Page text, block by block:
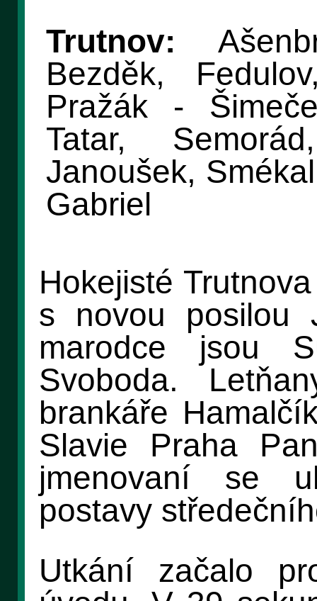
Trutnov:
Bezděk,
Pražák -
Tatar,
Janoušek,
Gabriel
Hokejisté
s novou posilou
marodce jsou
Svoboda.
brankáře
Slavie Praha
jmenovaní se
postavy
Utkání začalo